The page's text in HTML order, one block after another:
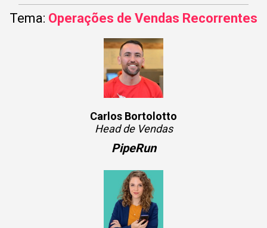
Tema: Operações de Vendas Recorrentes
Carlos Bortolotto
Head de Vendas
PipeRun